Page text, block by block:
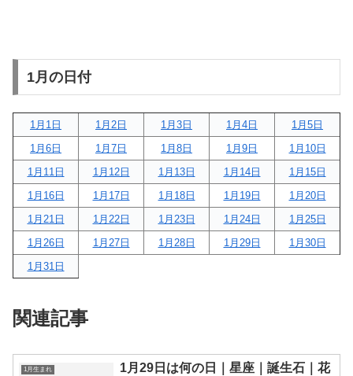
1月の日付
1月1日 1月2日 1月3日 1月4日
1月5日
1月6日
1月7日 1月8日 1月9日
1月10日
1月11日
1月12日 1月13日 1月14日
1月15日
1月16日
1月17日 1月18日 1月19日
1月20日
1月21日
1月22日 1月23日 1月24日
1月25日
1月26日
1月27日 1月28日 1月29日
1月30日
1月31日
関連記事
1月生まれ
1月29日は何の日｜星座｜誕生石｜花